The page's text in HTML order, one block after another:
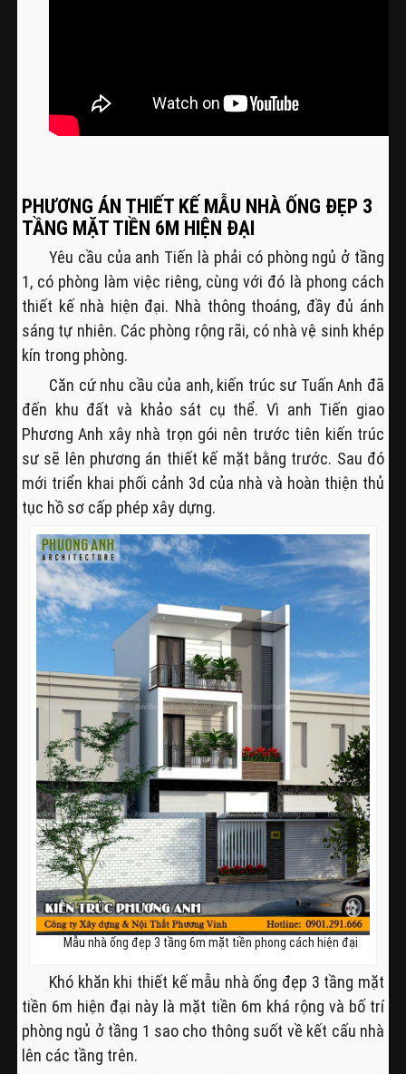
PHƯƠNG ÁN THIẾT KẾ MẪU NHÀ ỐNG ĐẸP 3
TẦNG MẶT TIỀN 6M HIỆN ĐẠI
Yêu cầu của anh Tiến là phải có phòng ngủ ở tầng
1, có phòng làm việc riêng, cùng với đó là phong cách
thiết kế nhà hiện đại. Nhà thông thoáng, đầy đủ ánh
sáng tự nhiên. Các phòng rộng rãi, có nhà vệ sinh khép
kín trong phòng.
Căn cứ nhu cầu của anh, kiến trúc sư Tuấn Anh đã
đến khu đất và khảo sát cụ thể. Vì anh Tiến giao
Phương Anh xây nhà trọn gói nên trước tiên kiến trúc
sư sẽ lên phương án thiết kế mặt bằng trước. Sau đó
mới triển khai phối cảnh 3d của nhà và hoàn thiện thủ
tục hồ sơ cấp phép xây dựng.
Mẫu nhà ống đẹp 3 tầng 6m mặt tiền phong cách hiện đại
Khó khăn khi thiết kế mẫu nhà ống đẹp 3 tầng mặt
tiền 6m hiện đại này là mặt tiền 6m khá rộng và bố trí
phòng ngủ ở tầng 1 sao cho thông suốt về kết cấu nhà
lên các tầng trên.